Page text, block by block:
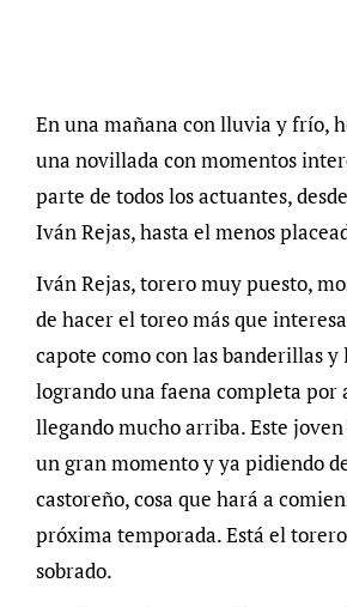
En una mañana con lluvia y frío,
una novillada con momentos
parte de todos los actuantes,
Iván Rejas, hasta el menos
Iván Rejas, torero muy puesto,
de hacer el toreo más que
capote como con las banderillas
logrando una faena completa por
llegando mucho arriba. Este
un gran momento y ya pidiendo
castoreño, cosa que hará a
próxima temporada. Está el
sobrado.